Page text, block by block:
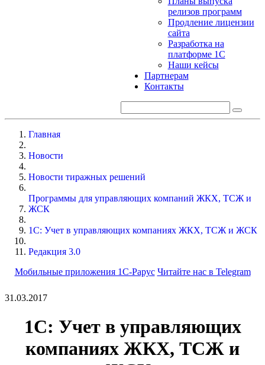
релизов программ
Продление лицензии
сайта
Разработка на
платформе 1С
Наши кейсы
Партнерам
Контакты
Главная
Новости
Новости тиражных решений
Программы для управляющих компаний ЖКХ, ТСЖ и
ЖСК
1С: Учет в управляющих компаниях ЖКХ, ТСЖ и ЖСК
Редакция 3.0
Мобильные приложения 1С-Рарус Читайте нас в Telegram
31.03.2017
1С: Учет в управляющих
компаниях ЖКХ, ТСЖ и